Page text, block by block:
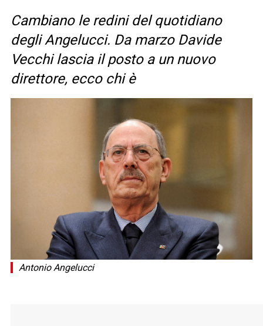
Cambiano le redini del quotidiano
degli Angelucci. Da marzo Davide
Vecchi lascia il posto a un nuovo
direttore, ecco chi è
Antonio Angelucci